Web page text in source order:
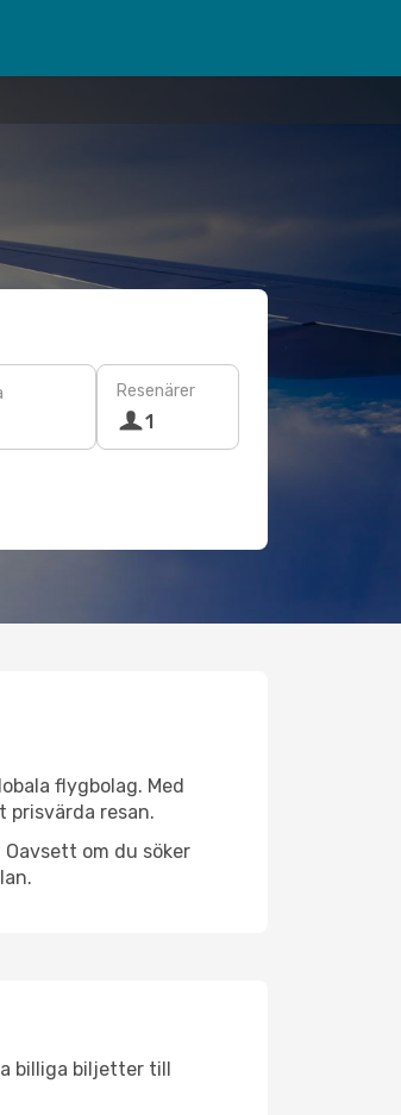
Resenärer
1
flygbolag. Med
resan.
om du söker
billiga biljetter till